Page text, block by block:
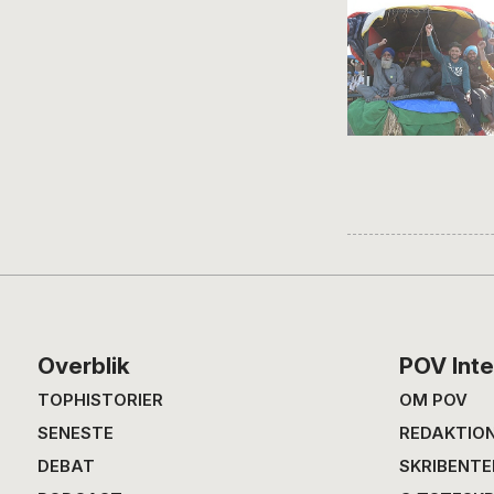
Footer
Overblik
TOPHISTORIER
SENESTE
DEBAT
POV
OM POV